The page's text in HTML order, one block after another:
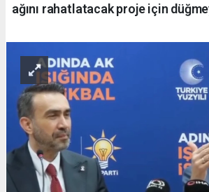
ağını rahatlatacak proje için